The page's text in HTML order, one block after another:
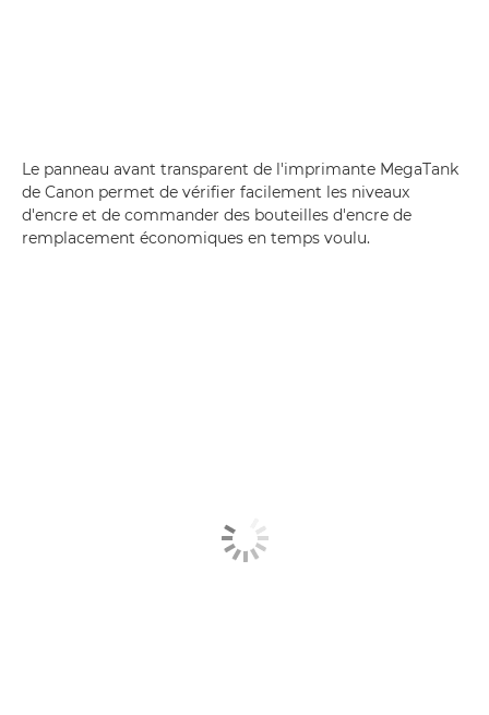
Le panneau avant transparent de l'imprimante MegaTank
de Canon permet de vérifier facilement les niveaux
d'encre et de commander des bouteilles d'encre de
remplacement économiques en temps voulu.